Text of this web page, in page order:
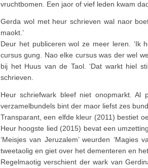
vruchtbomen. Een jaor of vief leden kwam
Gerda wol met heur schrieven wal naor
maokt.’
Deur het publiceren wol ze meer leren. ‘Ik
cursus gung. Nao elke cursus was der wel
bij het Huus van de Taol. ‘Dat warkt hiel
schrieven.
Heur schriefwark bleef niet onopmarkt.
verzamelbundels bint der maor liefst zes
Transparant, een elfde kleur (2011) bestiet
Heur hoogste lied (2015) bevat een
‘Meisjes van Jeruzalem’ weurden ‘Magies
tweetaolig en giet over het dementeren en
Regelmaotig verschient der wark van